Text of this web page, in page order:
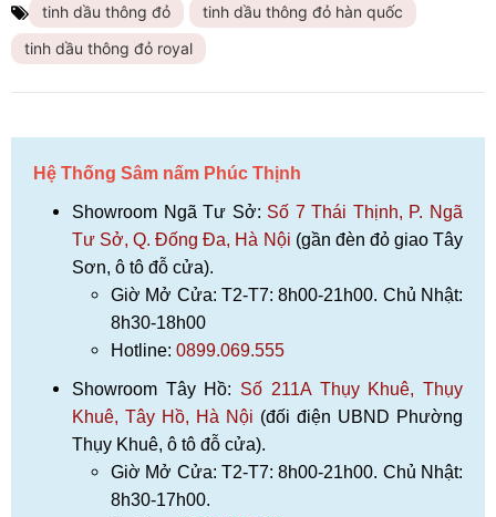
tinh dầu thông đỏ
tinh dầu thông đỏ hàn quốc
tinh dầu thông đỏ royal
Hệ Thống Sâm nấm Phúc Thịnh
Showroom Ngã Tư Sở: Số 7 Thái Thịnh, P. Ngã
Tư Sở, Q. Đống Đa, Hà Nội (gần đèn đỏ giao Tây
Sơn, ô tô đỗ cửa).
Giờ Mở Cửa: T2-T7: 8h00-21h00. Chủ Nhật:
8h30-18h00
Hotline: 0899.069.555
Showroom Tây Hồ: Số 211A Thụy Khuê, Thụy
Khuê, Tây Hồ, Hà Nội (đối điện UBND Phường
Thụy Khuê, ô tô đỗ cửa).
Giờ Mở Cửa: T2-T7: 8h00-21h00. Chủ Nhật:
8h30-17h00.